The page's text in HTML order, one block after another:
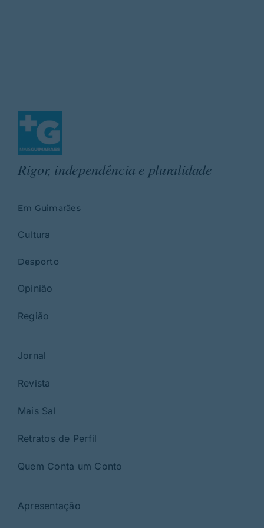
Rigor, independência e pluralidade
Em Guimarães
Cultura
Desporto
Opinião
Região
Jornal
Revista
Mais Sal
Retratos de Perfil
Quem Conta um Conto
Apresentação